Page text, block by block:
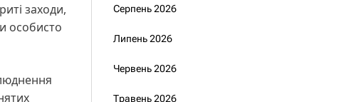
заходи,
особисто
Серпень 2026
Липень 2026
Червень 2026
Травень 2026